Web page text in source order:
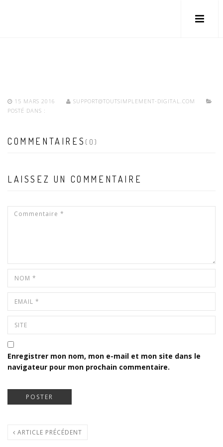
15 MARS 2016
SUPPORT@TOUTSIMPLEMENT-DIGITAL.COM
POSTÉ DANS :
COMMENTAIRES (0)
LAISSEZ UN COMMENTAIRE
Enregistrer mon nom, mon e-mail et mon site dans le
navigateur pour mon prochain commentaire.
ARTICLE PRÉCÉDENT